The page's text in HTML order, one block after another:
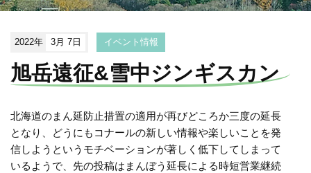
2022年 3月 7日 イベント情報
旭岳遠征&雪中ジンギスカン
北海道のまん延防止措置の適用が再びどころか三度の延長
となり、どうにもコナールの新しい情報や楽しいことを発
信しようというモチベーションが著しく低下してしまって
いるようで、先の投稿はまんぼう延長による時短営業継続